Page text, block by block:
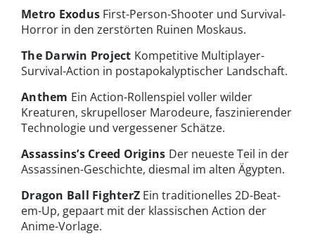
Metro Exodus First-Person-Shooter und Survival-
Horror in den zerstörten Ruinen Moskaus.
The Darwin Project Kompetitive Multiplayer-
Survival-Action in postapokalyptischer Landschaft.
Anthem Ein Action-Rollenspiel voller wilder
Kreaturen, skrupelloser Marodeure, faszinierender
Technologie und vergessener Schätze.
Assassins’s Creed Origins Der neueste Teil in der
Assassinen-Geschichte, diesmal im alten Ägypten.
Dragon Ball FighterZ Ein traditionelles 2D-Beat-
em-Up, gepaart mit der klassischen Action der
Anime-Vorlage.